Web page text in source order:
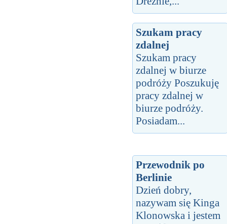
Szukam pracy
zdalnej
Szukam pracy
zdalnej w biurze
podróży Poszukuję
pracy zdalnej w
biurze podróży.
Posiadam...
Przewodnik po
Berlinie
Dzień dobry,
nazywam się Kinga
Klonowska i jestem